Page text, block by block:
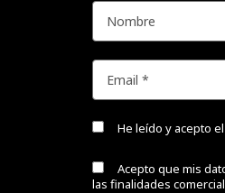
He leído y acepto el
Acepto que mis
las finalidades